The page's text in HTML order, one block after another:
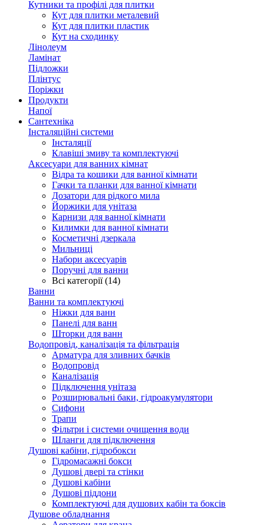
Кутники та профілі для плитки
Кут для плитки металевий
Кут для плитки пластик
Кут на сходинку
Лінолеум
Ламінат
Підложки
Плінтус
Поріжки
Продукти
Напої
Сантехніка
Інсталяційні системи
Інсталяції
Клавіші змиву та комплектуючі
Аксесуари для ванних кімнат
Відра та кошики для ванної кімнати
Гачки та планки для ванної кімнати
Дозатори для рідкого мила
Йоржики для унітаза
Карнизи для ванної кімнати
Килимки для ванної кімнати
Косметичні дзеркала
Мильниці
Набори аксесуарів
Поручні для ванни
Всі категорії (14)
Ванни
Ванни та комплектуючі
Ніжки для ванн
Панелі для ванн
Шторки для ванн
Водопровід, каналізація та фільтрація
Арматура для зливних бачків
Водопровід
Каналізація
Підключення унітаза
Розширювальні баки, гідроакумулятори
Сифони
Трапи
Фільтри і системи очищення води
Шланги для підключення
Душові кабіни, гідробокси
Гідромасажні бокси
Душові двері та стінки
Душові кабіни
Душові піддони
Комплектуючі для душових кабін та боксів
Душове обладнання